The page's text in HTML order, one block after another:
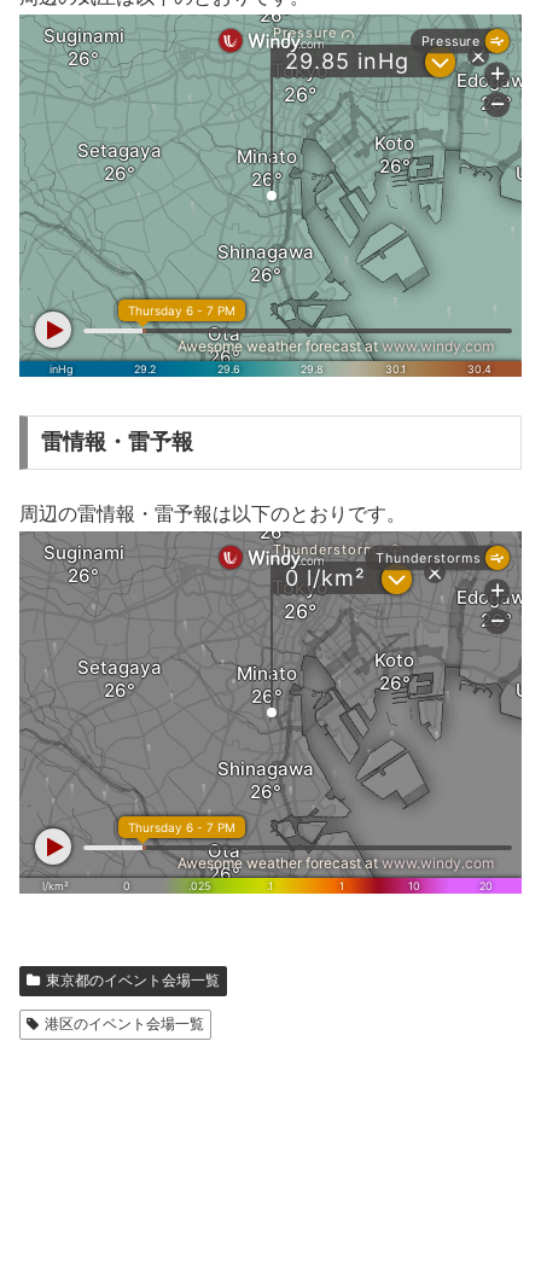
雷情報・雷予報
周辺の雷情報・雷予報は以下のとおりです。
東京都のイベント会場一覧
港区のイベント会場一覧